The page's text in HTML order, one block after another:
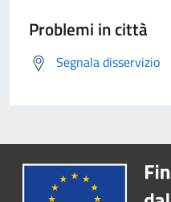
Problemi in città
Segnala disservizio